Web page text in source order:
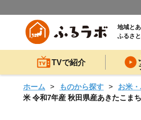
地域と
ふるさ
TVで紹介
ホーム ものから探す お米
米 令和7年産 秋田県産あきたこま